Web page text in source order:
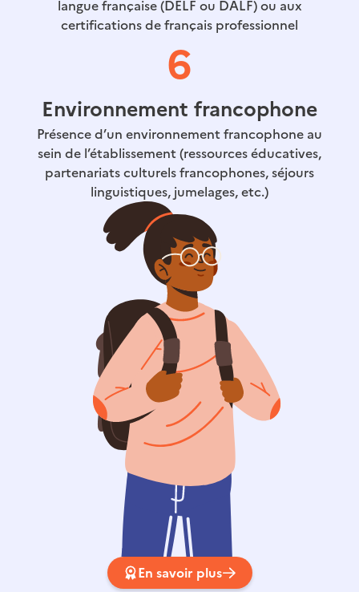
En savoir plus
langue française (DELF ou DALF) ou aux
certifications de français professionnel
6
Environnement francophone
Présence d’un environnement francophone au
sein de l’établissement (ressources éducatives,
partenariats culturels francophones, séjours
linguistiques, jumelages, etc.)